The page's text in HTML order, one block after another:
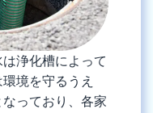
浄化槽によって
境を守るうえ
っており、各家